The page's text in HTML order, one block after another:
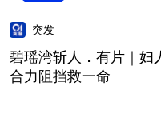
突发
碧瑶湾斩人．有片｜
合力阻挡救一命